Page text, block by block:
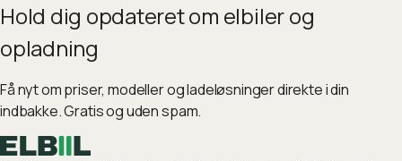
Hold dig opdateret om elbiler og
opladning
Få nyt om priser, modeller og ladeløsninger direkte i din
indbakke. Gratis og uden spam.